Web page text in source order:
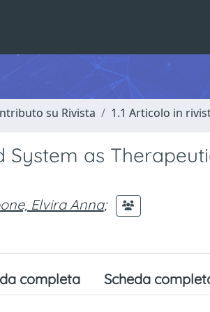
su Rivista 1.1 Articolo in
System as
Elvira Anna;
completa Scheda